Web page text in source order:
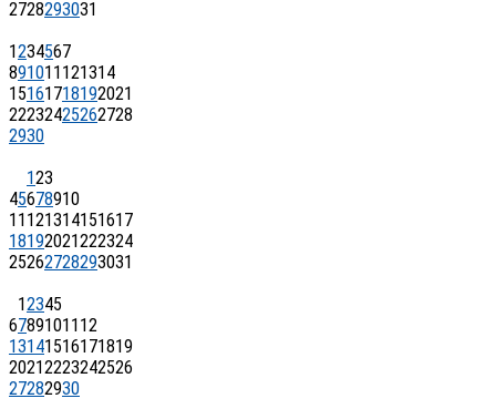
2728293031
1234567
891011 121314
15161718192021
22232425262728
2930
123
45678910
11 121314151617
18192021222324
25262728293031
12345
67891011 12
13141516171819
20212223242526
27282930